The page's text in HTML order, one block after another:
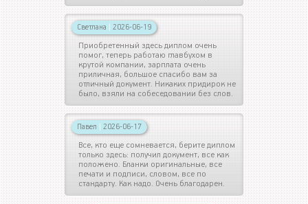
Светлана | 2026-06-19
Приобретенный здесь диплом очень
помог, теперь работаю главбухом в
крутой компании, зарплата очень
приличная, большое спасибо вам за
отличный документ. Никаких придирок не
было, взяли на собеседовании без слов.
Павел | 2026-06-17
Все, кто еще сомневается, берите диплом
только здесь: получил документ, все как
положено. Бланки оригинальные, все
печати и подписи, словом, все по
стандарту. Как надо. Очень благодарен.